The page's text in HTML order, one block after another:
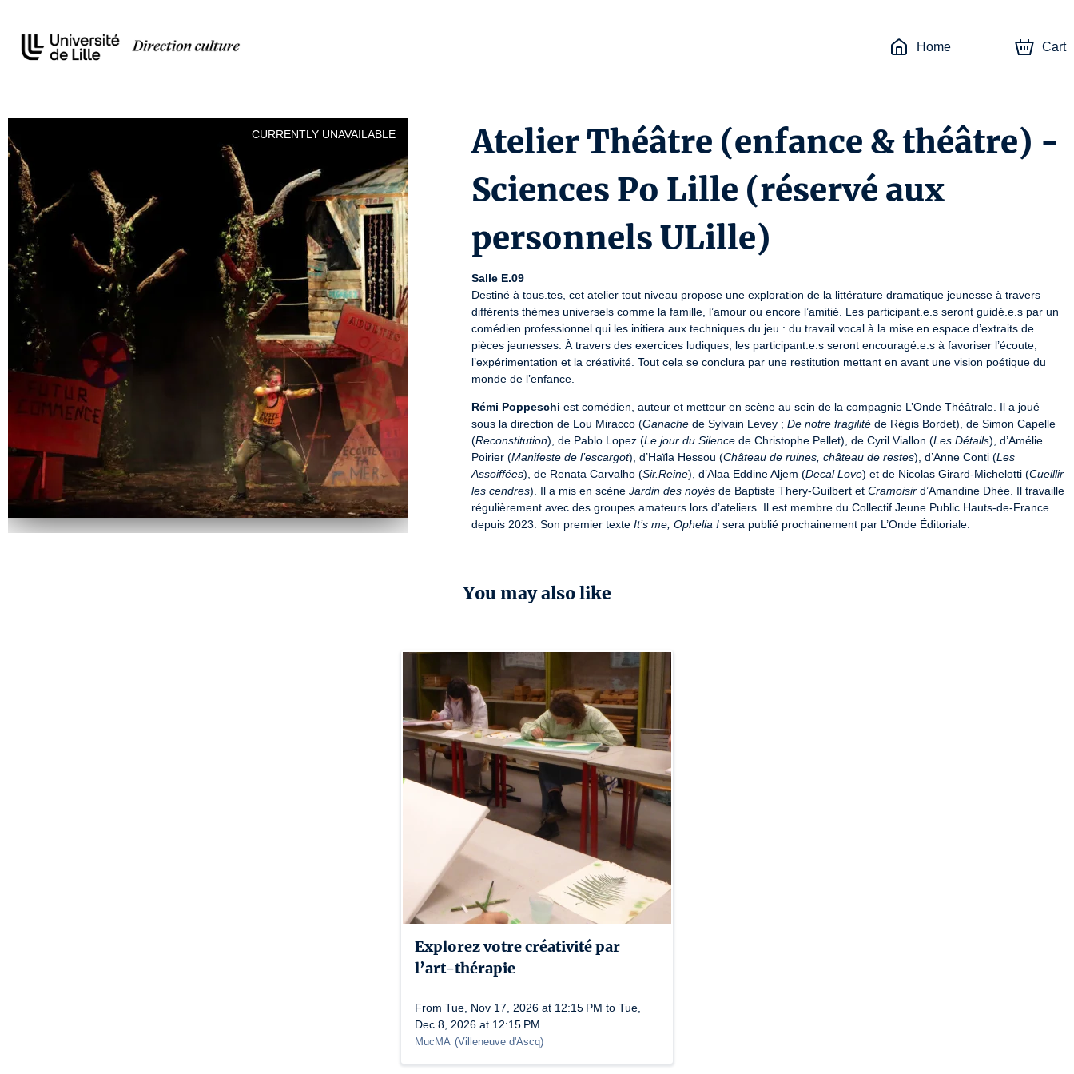
Home Cart
CURRENTLY UNAVAILABLE
Atelier Théâtre (enfance & théâtre) -
Sciences Po Lille (réservé aux
personnels ULille)
Salle E.09
Destiné à tous.tes, cet atelier tout niveau propose une exploration de la littérature dramatique jeunesse à travers
différents thèmes universels comme la famille, l’amour ou encore l’amitié. Les participant.e.s seront guidé.e.s par un
comédien professionnel qui les initiera aux techniques du jeu : du travail vocal à la mise en espace d’extraits de
pièces jeunesses. À travers des exercices ludiques, les participant.e.s seront encouragé.e.s à favoriser l’écoute,
l’expérimentation et la créativité. Tout cela se conclura par une restitution mettant en avant une vision poétique du
monde de l’enfance.
Rémi Poppeschi est comédien, auteur et metteur en scène au sein de la compagnie L’Onde Théâtrale. Il a joué
sous la direction de Lou Miracco (Ganache de Sylvain Levey ; De notre fragilité de Régis Bordet), de Simon Capelle
(Reconstitution), de Pablo Lopez (Le jour du Silence de Christophe Pellet), de Cyril Viallon (Les Détails), d’Amélie
Poirier (Manifeste de l’escargot), d’Haïla Hessou (Château de ruines, château de restes), d’Anne Conti (Les
Assoiffées), de Renata Carvalho (Sir.Reine), d’Alaa Eddine Aljem (Decal Love) et de Nicolas Girard-Michelotti (Cueillir
les cendres). Il a mis en scène Jardin des noyés de Baptiste Thery-Guilbert et Cramoisir d’Amandine Dhée. Il travaille
régulièrement avec des groupes amateurs lors d’ateliers. Il est membre du Collectif Jeune Public Hauts-de-France
depuis 2023. Son premier texte It’s me, Ophelia ! sera publié prochainement par L’Onde Éditoriale.
You may also like
Explorez votre créativité par
l’art-thérapie
From Tue, Nov 17, 2026 at 12:15 PM to Tue,
Dec 8, 2026 at 12:15 PM
MucMA (Villeneuve d'Ascq)